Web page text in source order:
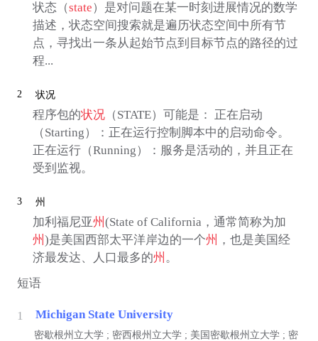
状态（state）是对问题在某一时刻进展情况的数学
描述，状态空间搜索就是遍历状态空间中所有节
点，寻找出一条从起始节点到目标节点的路径的过
程...
2 状况
程序包的状况（STATE）可能是： 正在启动
（Starting）：正在运行控制脚本中的启动命令。
正在运行（Running）：服务是活动的，并且正在
受到监视。
3 州
加利福尼亚州 (State of California，通常简称为加
州 )是美国西部太平洋岸边的一个州 ，也是美国经
济最发达、人口最多的州 。
短语
1 Michigan State University
密歇根州立大学 ; 密西根州立大学 ; 美国密歇根州立大学 ; 密